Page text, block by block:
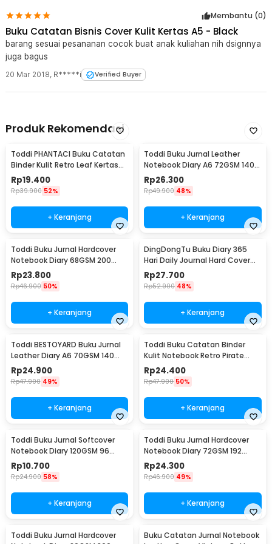
Halaman Lined - CW-24
Membantu (0)
Buku Catatan Bisnis Cover Kulit Kertas A5 - Black
barang sesuai pesananan cocok buat anak kuliahan nih dsignnya
juga bagus
20 Mar 2018, R*****i Verified Buyer
Produk Rekomendasi
Toddi PHANTACI Buku Catatan
Binder Kulit Retro Leaf Kertas
B7 - ZB-20
Rp19.400
Rp39.900 52%
+ Keranjang
Toddi Buku Jurnal Leather
Notebook Diary A6 72GSM 140
Halaman Blank - ZB-30
Rp26.300
Rp49.900 48%
+ Keranjang
Toddi Buku Jurnal Hardcover
Notebook Diary 68GSM 200
Halaman Lined - CW-28
Rp23.800
Rp46.900 50%
+ Keranjang
DingDongTu Buku Diary 365
Hari Daily Journal Hard Cover
128 Lembar - DDT-4083
Rp27.700
Rp52.900 48%
+ Keranjang
Toddi BESTOYARD Buku Jurnal
Leather Diary A6 70GSM 140
Halaman Blank - ZB-45
Rp24.900
Rp47.900 49%
+ Keranjang
Toddi Buku Catatan Binder
Kulit Notebook Retro Pirate
Compass - ZB-45
Rp24.400
Rp47.900 50%
+ Keranjang
Toddi Buku Jurnal Softcover
Notebook Diary 120GSM 96
Halaman Blank - BQ-14
Rp10.700
Rp24.900 58%
+ Keranjang
Toddi Buku Jurnal Hardcover
Notebook Diary 72GSM 192
Halaman Lined - CW-60
Rp24.300
Rp46.900 49%
+ Keranjang
Toddi Buku Jurnal Hardcover
Buku Catatan Jurnal Notebook